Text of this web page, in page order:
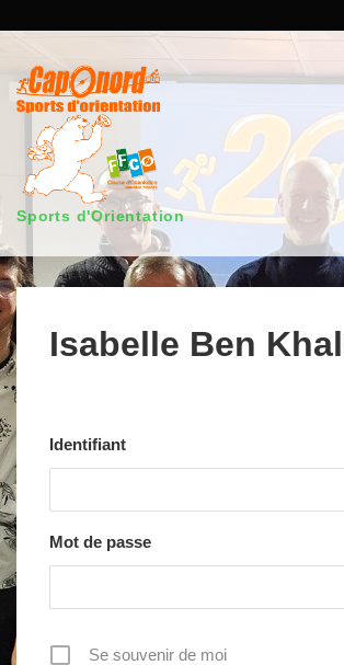
contenu
principal
Sports d'Orientation
Main
Navigation
Isabelle Ben
Identifiant
Mot de passe
Se souvenir de moi